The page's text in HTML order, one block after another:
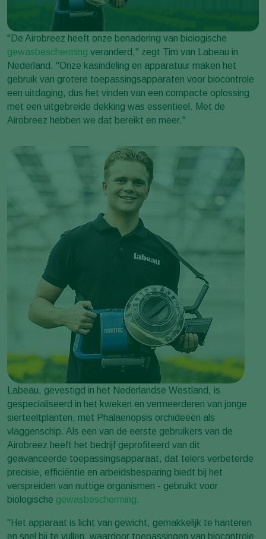
"De Airobreez heeft onze benadering van biologische
gewasbescherming veranderd," zegt Tim van Labeau in
Nederland. "Onze kasindeling en apparatuur maken het
gebruik van grotere toepassingsapparaten voor biocontrole
een uitdaging, dus het vinden van een compacte oplossing
met een uitgebreide dekking was essentieel. Met de
Airobreez hebben we dat bereikt en meer."
Labeau, gevestigd in het Nederlandse Westland, is
gespecialiseerd in het kweken en vermeerderen van jonge
sierteeltplanten, met Phalaenopsis orchideeën als
vlaggenschip. Als een van de eerste gebruikers van de
Airobreez heeft het bedrijf geprofiteerd van dit
geavanceerde toepassingsapparaat, dat telers verbeterde
precisie, efficiëntie en arbeidsbesparing biedt bij het
verspreiden van nuttige organismen - gebruikt voor
biologische gewasbescherming.
"Het apparaat is licht van gewicht, gemakkelijk te hanteren
en snel bij te vullen, waardoor toepassingen van biocontrole